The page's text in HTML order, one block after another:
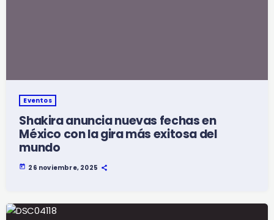
Eventos
Shakira anuncia nuevas fechas en
México con la gira más exitosa del
mundo
today 26 noviembre, 2025